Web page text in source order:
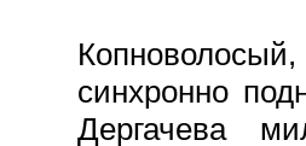
синхронно
Дергачева